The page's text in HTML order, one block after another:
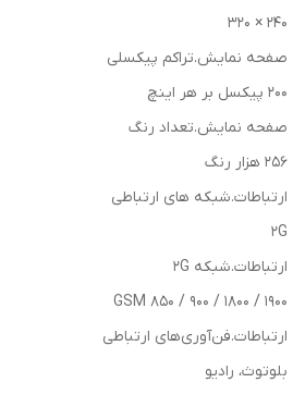
240 × 320
صفحه نمایش.تراکم پیکسلی
200 پیکسل بر هر اینچ
صفحه نمایش.تعداد رنگ
256 هزار رنگ
ارتباطات.شبکه های ارتباطی
2G
ارتباطات.شبکه 2G
GSM 850 / 900 / 1800 / 1900
ارتباطات.فن‌آوری‌های ارتباطی
بلوتوث، رادیو